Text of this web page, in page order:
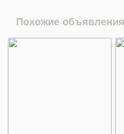
Похожие объявления